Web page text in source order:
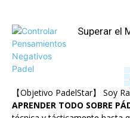
Superar el
【Objetivo PadelStar】 Soy
APRENDER TODO SOBRE